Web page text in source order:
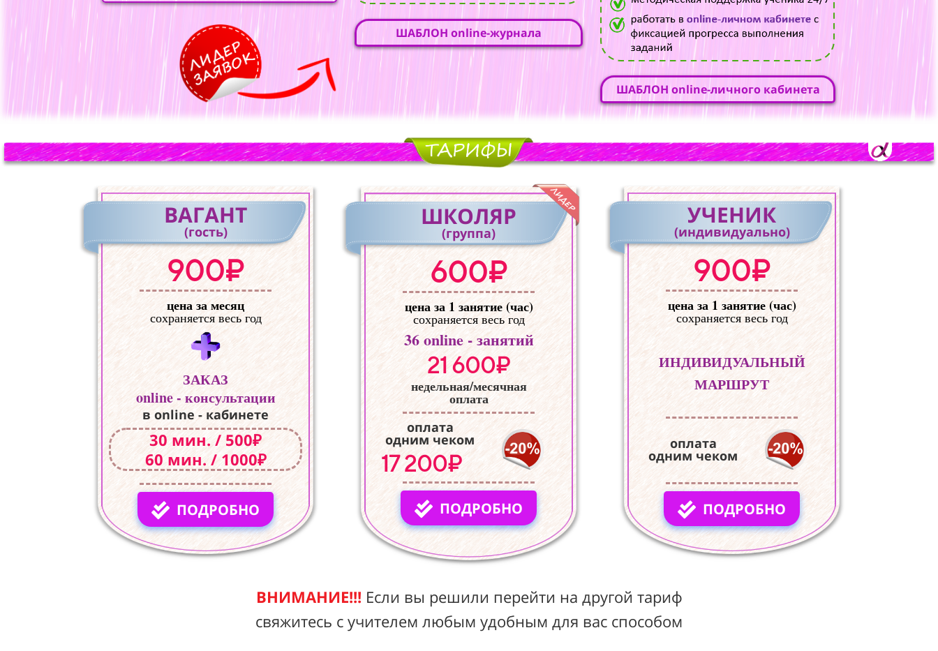
ШАБЛОН online-журнала
ШАБЛОН online-личного кабинета
ВАГАНТ
(гость)
900₽
цена за месяц
сохраняется весь год
ЗАКАЗ
online - консультации
в online - кабинете
30 мин. / 500₽
60 мин. / 1000₽
ПОДРОБНО
ШКОЛЯР
(группа)
600₽
цена за 1 занятие (час)
сохраняется весь год
36online - занятий
21 600₽
недельная/месячная
оплата
оплата
одним чеком
17 200₽
ПОДРОБНО
УЧЕНИК
(индивидуально)
900₽
цена за 1 занятие (час)
сохраняется весь год
ИНДИВИДУАЛЬНЫЙ
МАРШРУТ
оплата
одним чеком
ПОДРОБНО
ВНИМАНИЕ!!! Если вы решили перейти на другой тариф
свяжитесь с учителем любым удобным для вас способом